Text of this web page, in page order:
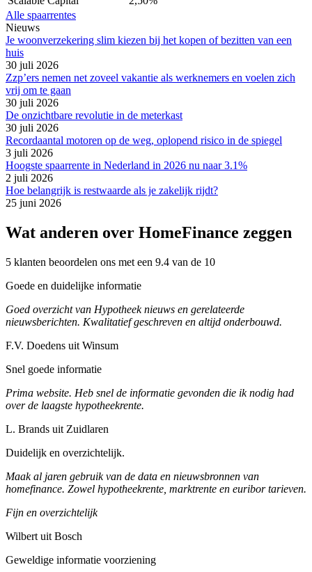
Alle spaarrentes
Nieuws
Je woonverzekering slim kiezen bij het kopen of bezitten van een
huis
30 juli 2026
Zzp’ers nemen net zoveel vakantie als werknemers en voelen zich
vrij om te gaan
30 juli 2026
De onzichtbare revolutie in de meterkast
30 juli 2026
Recordaantal motoren op de weg, oplopend risico in de spiegel
3 juli 2026
Hoogste spaarrente in Nederland in 2026 nu naar 3.1%
2 juli 2026
Hoe belangrijk is restwaarde als je zakelijk rijdt?
25 juni 2026
Wat anderen over HomeFinance zeggen
5 klanten beoordelen ons met een 9.4 van de 10
Goede en duidelijke informatie
Goed overzicht van Hypotheek nieuws en gerelateerde
nieuwsberichten. Kwalitatief geschreven en altijd onderbouwd.
F.V. Doedens uit Winsum
Snel goede informatie
Prima website. Heb snel de informatie gevonden die ik nodig had
over de laagste hypotheekrente.
L. Brands uit Zuidlaren
Duidelijk en overzichtelijk.
Maak al jaren gebruik van de data en nieuwsbronnen van
homefinance. Zowel hypotheekrente, marktrente en euribor tarieven.
Fijn en overzichtelijk
Wilbert uit Bosch
Geweldige informatie voorziening